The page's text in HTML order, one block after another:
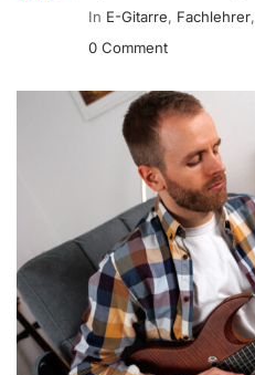
In E-Gitarre, Fachlehrer,
0 Comment